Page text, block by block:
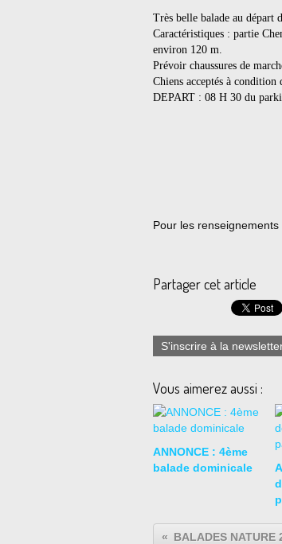
Très belle balade au départ
Caractéristiques : partie
environ 120 m.
Prévoir chaussures de
Chiens acceptés à
DEPART : 08 H 30 du
Pour les
Partager cet article
S'inscrire à la
Vous aimerez aussi :
ANNONCE : 4ème
balade dominicale
BALADES NATURE